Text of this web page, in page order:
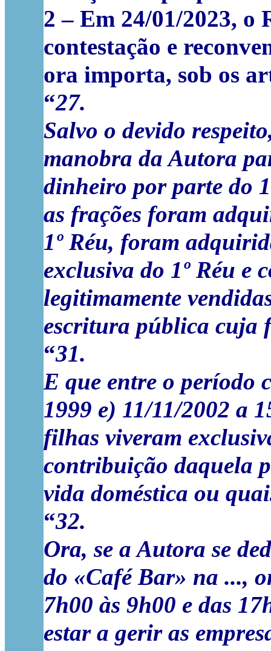
2 – Em 24/01/2023, o
contestação e
ora importa, sob os
“27.
Salvo o devido
manobra da Autora
dinheiro por parte do
as frações foram
1º Réu, foram
exclusiva do 1º Réu e
legitimamente
escritura pública cuja
“31.
E que entre o período
1999 e) 11/11/2002 a
filhas viveram
contribuição daquela
vida doméstica ou
“32.
Ora, se a Autora se
do «Café Bar» na ...,
7h00 às 9h00 e das
estar a gerir as